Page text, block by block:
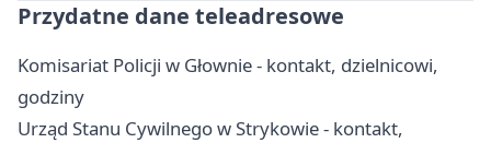
Przydatne dane teleadresowe
Komisariat Policji w Głownie - kontakt, dzielnicowi,
godziny
Urząd Stanu Cywilnego w Strykowie - kontakt,